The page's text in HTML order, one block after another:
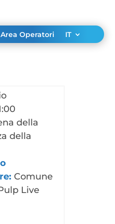
Area Operatori IT
della
della
Comune
Live